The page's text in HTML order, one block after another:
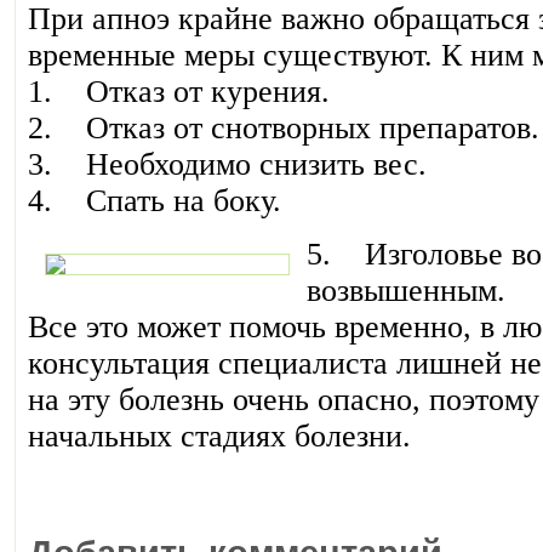
При апноэ крайне важно
временные меры существуют. К ним
1. Отказ от курения.
2. Отказ от снотворных препаратов.
3. Необходимо снизить вес.
4. Спать на боку.
5. Изголовье
возвышенным.
Все это может помочь временно, в
консультация специалиста лишней не
на эту болезнь очень опасно,
начальных стадиях болезни.